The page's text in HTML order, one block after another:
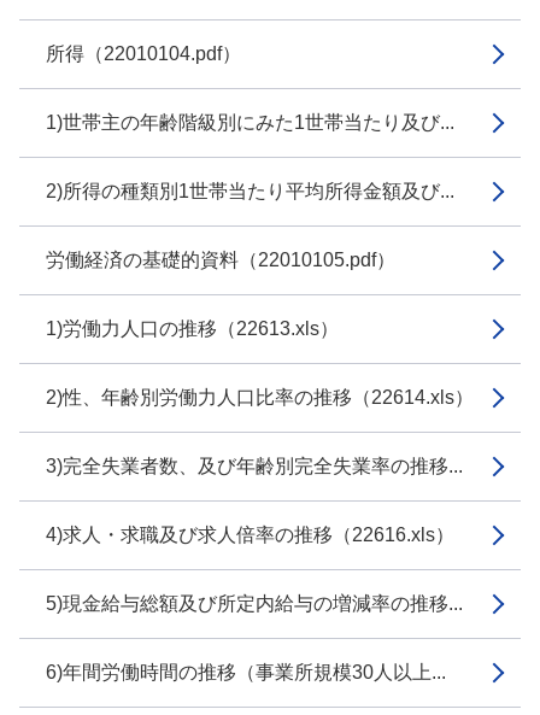
所得（22010104.pdf）
1)世帯主の年齢階級別にみた1世帯当たり及び...
2)所得の種類別1世帯当たり平均所得金額及び...
労働経済の基礎的資料（22010105.pdf）
1)労働力人口の推移（22613.xls）
2)性、年齢別労働力人口比率の推移（22614.xls）
3)完全失業者数、及び年齢別完全失業率の推移...
4)求人・求職及び求人倍率の推移（22616.xls）
5)現金給与総額及び所定内給与の増減率の推移...
6)年間労働時間の推移（事業所規模30人以上...